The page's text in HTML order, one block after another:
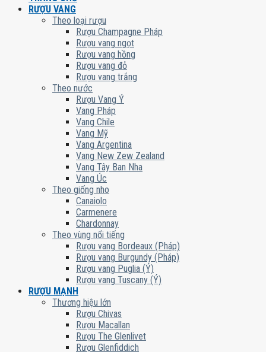
RƯỢU VANG
Theo loại rượu
Rượu Champagne Pháp
Rượu vang ngọt
Rượu vang hồng
Rượu vang đỏ
Rượu vang trắng
Theo nước
Rượu Vang Ý
Vang Pháp
Vang Chile
Vang Mỹ
Vang Argentina
Vang New Zew Zealand
Vang Tây Ban Nha
Vang Úc
Theo giống nho
Canaiolo
Carmenere
Chardonnay
Theo vùng nổi tiếng
Rượu vang Bordeaux (Pháp)
Rượu vang Burgundy (Pháp)
Rượu vang Puglia (Ý)
Rượu vang Tuscany (Ý)
RƯỢU MẠNH
Thương hiệu lớn
Rượu Chivas
Rượu Macallan
Rượu The Glenlivet
Rượu Glenfiddich